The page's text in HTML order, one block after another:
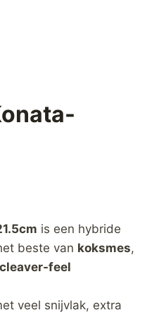
is een hybride
beste van koksmes,
cleaver-feel
veel snijvlak, extra